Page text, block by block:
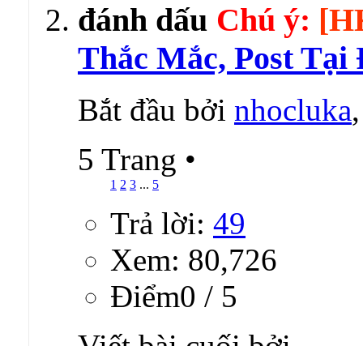
Chú ý:
Thắc Mắc, Post
Bắt đầu bởi nhocluka
5 Trang •
1 2 3 ... 5
Trả lời: 49
Xem: 80,726
Ðiểm0 / 5